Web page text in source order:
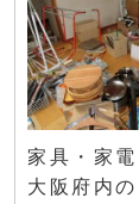
家具・家電
大阪府内